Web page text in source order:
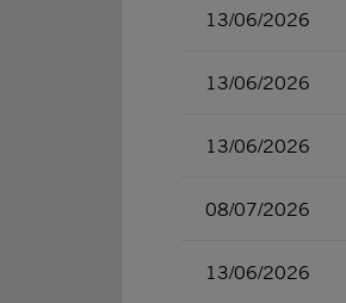
13/06/2026
13/06/2026
13/06/2026
08/07/2026
13/06/2026